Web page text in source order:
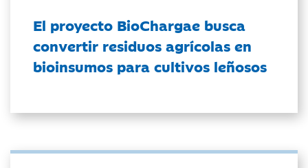
El proyecto BioChargae busca
convertir residuos agrícolas en
bioinsumos para cultivos leñosos